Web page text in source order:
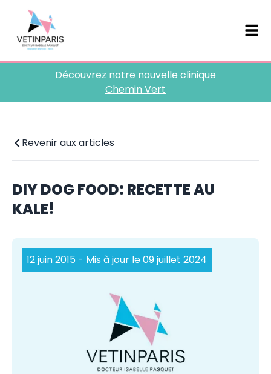
Découvrez notre nouvelle clinique
Chemin Vert
Revenir aux articles
DIY DOG FOOD: RECETTE AU
KALE!
12 juin 2015 - Mis à jour le 09 juillet 2024